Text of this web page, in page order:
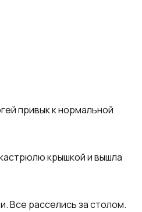
привык к нормальной
крышкой и вышла
Все расселись за столом.